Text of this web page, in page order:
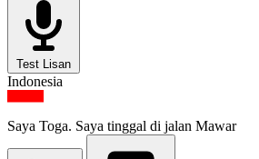
Test Lisan
Indonesia
Saya Toga. Saya tinggal di jalan Mawar